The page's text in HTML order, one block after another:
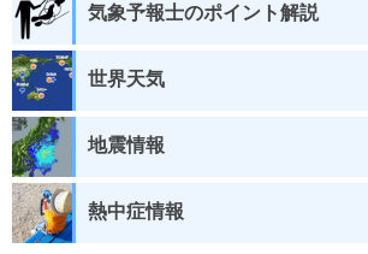
気象予報士のポイント解説
世界天気
地震情報
熱中症情報